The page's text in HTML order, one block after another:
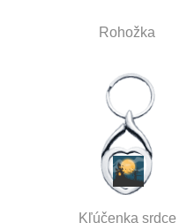
Rohožka
Kľúčenka srdce